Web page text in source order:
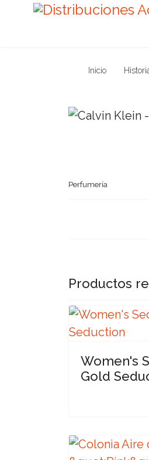
Inicio
Perfumería
Productos
Women's
Gold